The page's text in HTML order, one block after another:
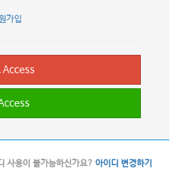
가입
Access
사용이 불가능하신가요? 아이디 변경하기